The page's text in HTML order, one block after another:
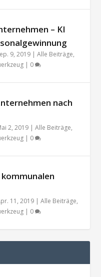
– KI
9, 2019 |Alle Beiträge,
| 0
nach
2, 2019 |Alle Beiträge,
| 0
11, 2019 |Alle Beiträge,
| 0